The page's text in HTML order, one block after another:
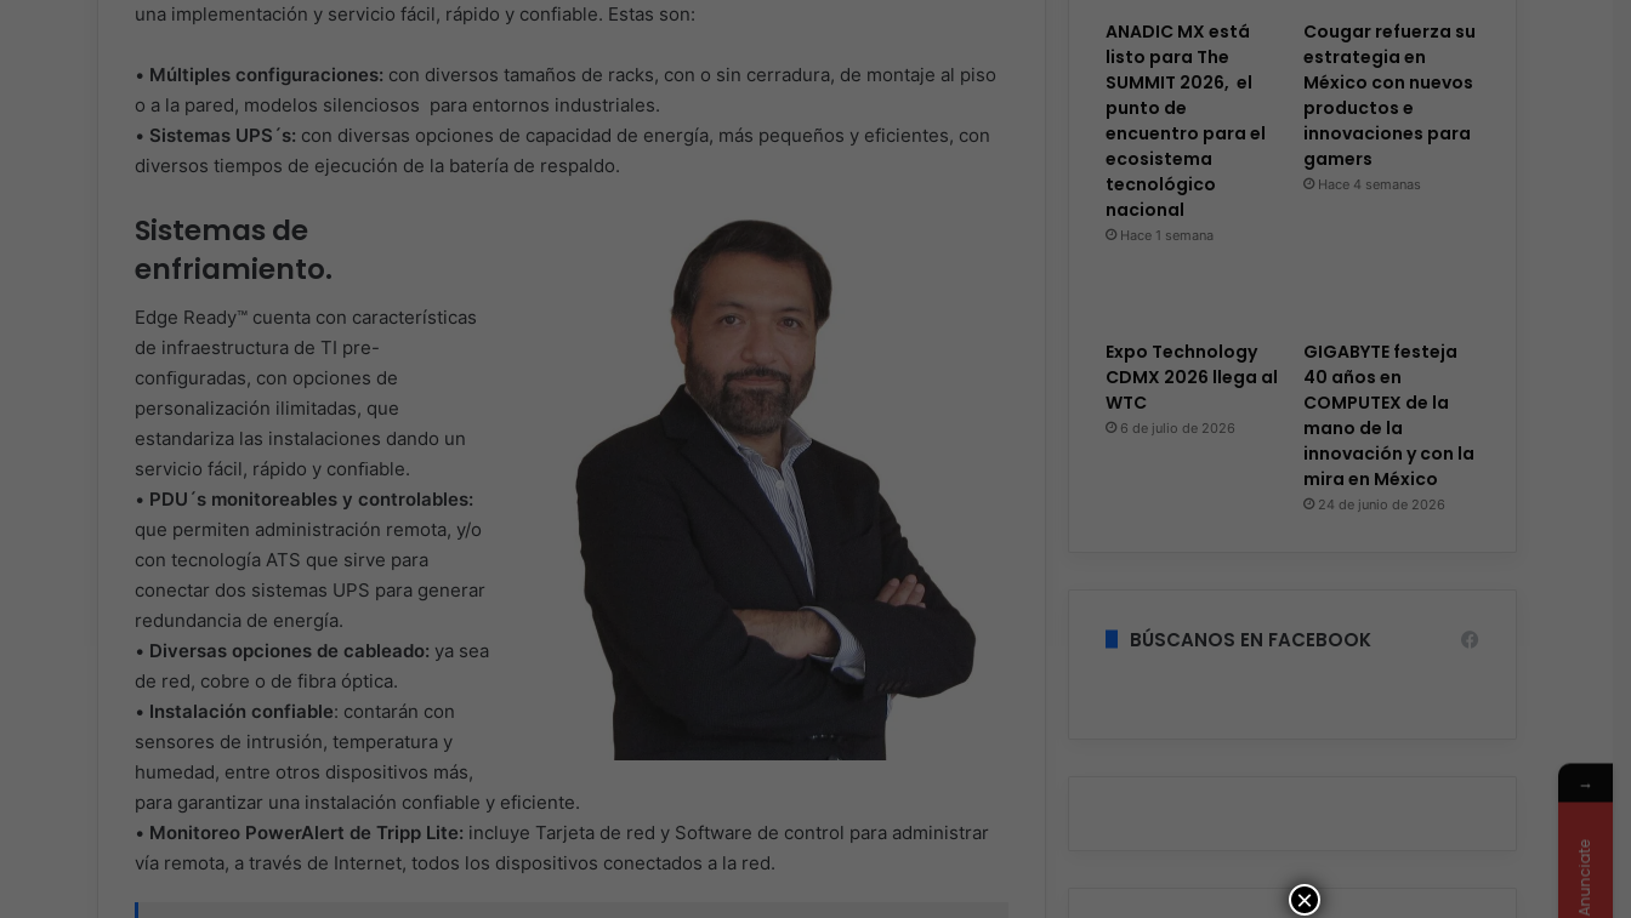
una implementación y servicio fácil, rápido y confiable. Estas son:
• Múltiples configuraciones: con diversos tamaños de racks, con o sin cerradura, de montaje al piso
o a la pared, modelos silenciosos para entornos industriales.
• Sistemas UPS´s: con diversas opciones de capacidad de energía, más pequeños y eficientes, con
diversos tiempos de ejecución de la batería de respaldo.
Sistemas de
enfriamiento.
Edge Ready™ cuenta con características
de infraestructura de TI pre-
conﬁguradas, con opciones de
personalización ilimitadas, que
estandariza las instalaciones dando un
servicio fácil, rápido y conﬁable.
• PDU´s monitoreables y controlables:
que permiten administración remota, y/o
con tecnología ATS que sirve para
conectar dos sistemas UPS para generar
redundancia de energía.
• Diversas opciones de cableado: ya sea
de red, cobre o de fibra óptica.
• Instalación confiable: contarán con
sensores de intrusión, temperatura y
humedad, entre otros dispositivos más,
para garantizar una instalación confiable y eficiente.
• Monitoreo PowerAlert de Tripp Lite: incluye Tarjeta de red y Software de control para administrar
vía remota, a través de Internet, todos los dispositivos conectados a la red.
ANADIC MX está
listo para The
SUMMIT 2026, el
punto de
encuentro para el
ecosistema
tecnológico
nacional
Hace 1 semana
Cougar refuerza su
estrategia en
México con nuevos
productos e
innovaciones para
gamers
Hace 4 semanas
Expo Technology
CDMX 2026 llega al
WTC
6 de julio de 2026
GIGABYTE festeja
40 años en
COMPUTEX de la
mano de la
innovación y con la
mira en México
24 de junio de 2026
BÚSCANOS EN FACEBOOK
×
→
Anunciate